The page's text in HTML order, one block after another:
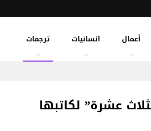
أعمال انسانيات ترجمات
عشرة” لكاتبها